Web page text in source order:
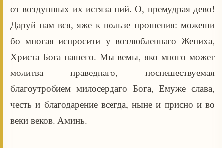
от воздушных их истяза ний. О, премудрая дево!
Даруй нам вся, яже к пользе прошения: можеши
бо многая испросити у возлюбленнаго Жениха,
Христа Бога нашего. Мы вемы, яко много может
молитва праведнаго, поспешествуемая
благоутробием милосердаго Бога, Емуже слава,
честь и благодарение всегда, ныне и присно и во
веки веков. Аминь.